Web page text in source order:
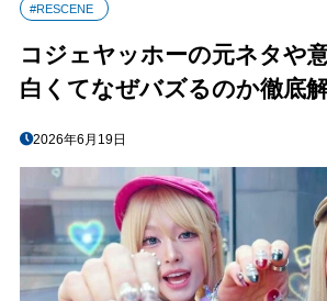
#RESCENE
コジェヤッホーの元ネタや
白くてなぜバズるのか徹底
2026年6月19日